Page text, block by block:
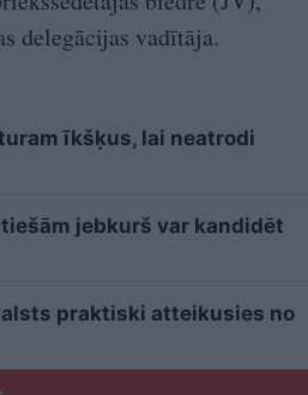
delegācijas vadītāja.
īkšķus, lai neatrodi
jebkurš var kandidēt
praktiski atteikusies no